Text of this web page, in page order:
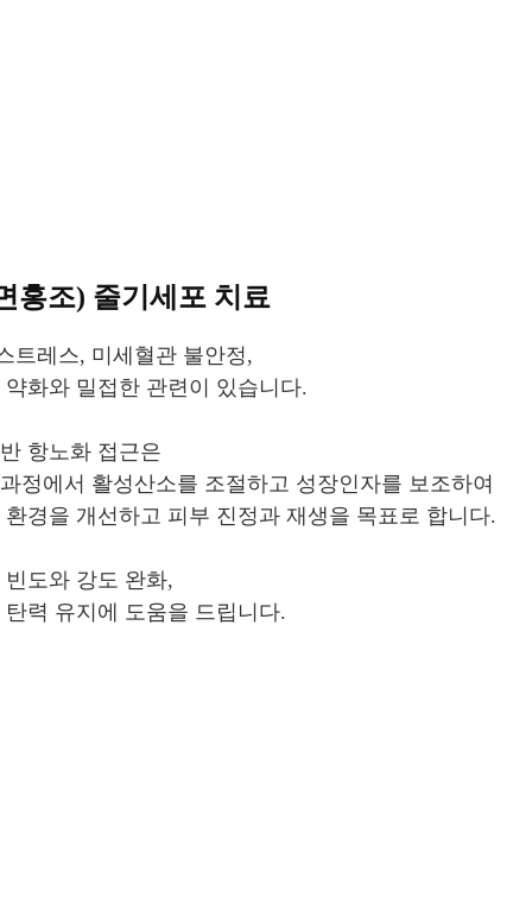
홍조) 줄기세포 치료
트레스, 미세혈관 불안정,
화와 밀접한 관련이 있습니다.
항노화 접근은
정에서 활성산소를 조절하고 성장인자를 보조하여
경을 개선하고 피부 진정과 재생을 목표로 합니다.
도와 강도 완화,
력 유지에 도움을 드립니다.